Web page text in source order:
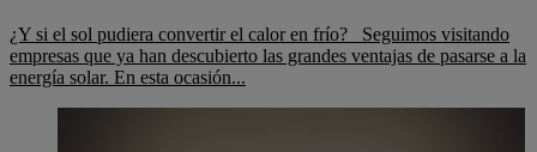
¿Y si el sol pudiera convertir el calor en frío? Seguimos visitando
empresas que ya han descubierto las grandes ventajas de pasarse a la
energía solar. En esta ocasión...